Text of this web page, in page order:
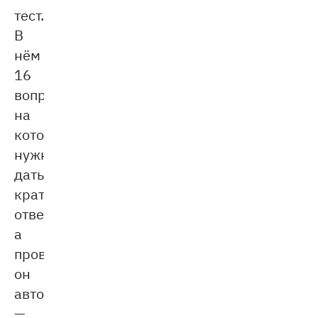
тест.
В
нём
16
вопросов,
на
которые
нужно
дать
краткий
ответ,
а
проверяется
он
автоматически
—